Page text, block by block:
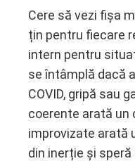
Cere să vezi fișa
țin pentru fiecare
intern pentru
se întâmplă dacă
COVID, gripă sau
coerente arată un
improvizate arată
din inerție și